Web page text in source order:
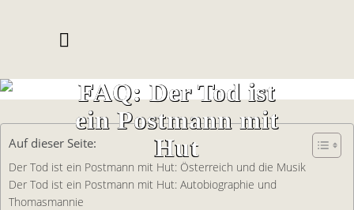
FAQ: Der Tod ist
ein Postmann mit
Hut
Auf dieser Seite:
Der Tod ist ein Postmann mit Hut: Österreich und die Musik
Der Tod ist ein Postmann mit Hut: Autobiographie und
Thomasmannie